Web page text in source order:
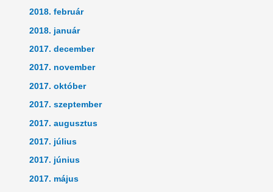
2018. február
2018. január
2017. december
2017. november
2017. október
2017. szeptember
2017. augusztus
2017. július
2017. június
2017. május